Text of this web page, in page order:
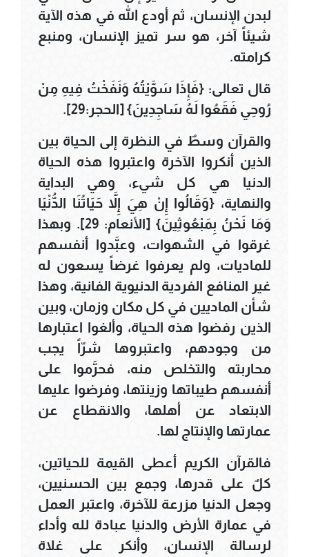
لبدن الإنسان، ثم أودع الله في هذه الآية
شيئاً آخر، هو سر تميز الإنسان، ومنبع
كرامته.
قال تعالى: {فَإِذَا سَوَّيْتُهُ وَنَفَخْتُ فِيهِ مِنْ
رُوحِي فَقَعُوا لَهُ سَاجِدِينَ} [الحجر:29].
والقرآن وسطٌ في النظرة إلى الحياة بين
الذين أنكروا الآخرة واعتبروا هذه الحياة
الدنيا هي كل شيء، وهي البداية
والنهاية، {وَقَالُوا إِنْ هِيَ إِلاَّ حَيَاتُنَا الدُّنْيَا
وَمَا نَحْنُ بِمَبْعُوثِينَ} [الأنعام: 29]. وبهذا
غرقوا في الشهوات، وعبَّدوا أنفسهم
للماديات، ولم يعرفوا غرضاً يسعون له
غير المنافع الفردية الدنيوية الفانية، وهذا
شأن الماديين في كل مكان وزمان، وبين
الذين رفضوا هذه الحياة، وألغوا اعتبارها
من وجودهم، واعتبروها شرّاً يجب
محاربته والتخلص منه، فحرَّموا على
أنفسهم طيباتها وزينتها، وفرضوا عليها
الابتعاد عن أهلها، والانقطاع عن
عمارتها والإنتاج لها.
فالقرآن الكريم أعطى القيمة للحياتين،
كلٌ على قدرها، وجمع بين الحسنيين،
وجعل الدنيا مزرعة للآخرة، واعتبر العمل
في عمارة الأرض والدنيا عبادة لله وأداء
لرسالة الإنسان، وأنكر على غلاة